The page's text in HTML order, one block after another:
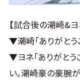
【試合後の潮崎&ヨ
▼潮崎｢ありがとう
▼ヨネ｢ありがとう
い｡潮崎豪の豪腕